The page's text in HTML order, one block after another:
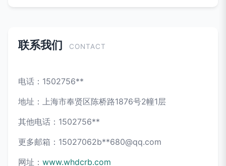
联系我们 CONTACT
电话：1502756**
地址：上海市奉贤区陈桥路1876号2幢1层
其他电话：1502756**
更多邮箱：15027062b**680@qq.com
网址： www.whdcrb.com